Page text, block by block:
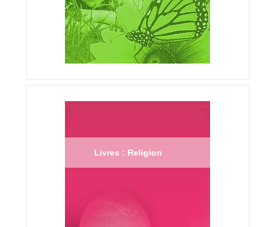
Livres : Religion